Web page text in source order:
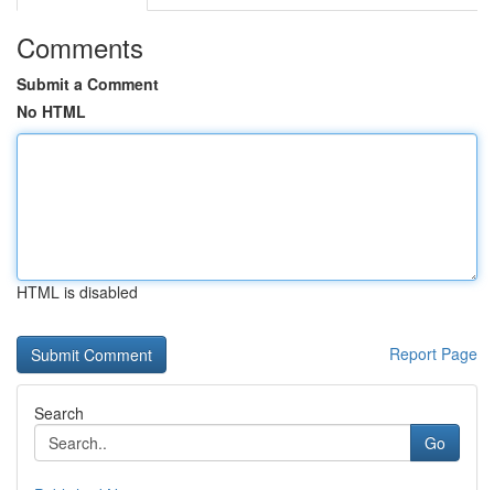
Comments
Submit a Comment
No HTML
HTML is disabled
Report Page
Search
Go